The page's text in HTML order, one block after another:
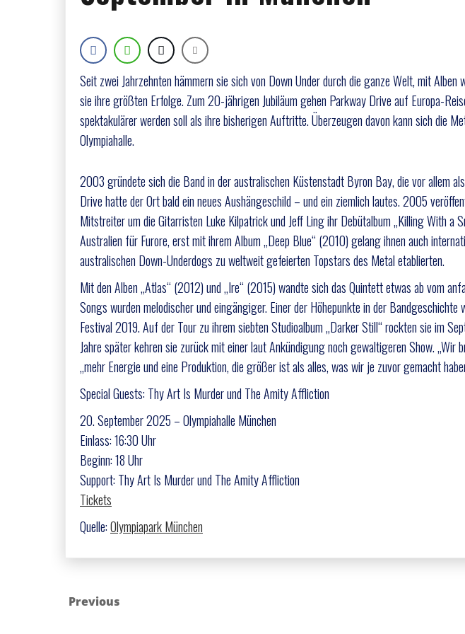
Seit zwei Jahrzehnten hämmern sie sich von Down Under durch die ganze Welt, mit Alben
sie ihre größten Erfolge. Zum 20-jährigen Jubiläum gehen Parkway Drive auf Europa-
spektakulärer werden soll als ihre bisherigen Auftritte. Überzeugen davon kann sich die
Olympiahalle.
2003 gründete sich die Band in der australischen Küstenstadt Byron Bay, die vor allem
Drive hatte der Ort bald ein neues Aushängeschild – und ein ziemlich lautes. 2005
Mitstreiter um die Gitarristen Luke Kilpatrick und Jeff Ling ihr Debütalbum „Killing With a
Australien für Furore, erst mit ihrem Album „Deep Blue“ (2010) gelang ihnen auch
australischen Down-Underdogs zu weltweit gefeierten Topstars des Metal etablierten.
Mit den Alben „Atlas“ (2012) und „Ire“ (2015) wandte sich das Quintett etwas ab vom
Songs wurden melodischer und eingängiger. Einer der Höhepunkte in der
Festival 2019. Auf der Tour zu ihrem siebten Studioalbum „Darker Still“ rockten sie im
Jahre später kehren sie zurück mit einer laut Ankündigung noch gewaltigeren Show. „Wir
„mehr Energie und eine Produktion, die größer ist als alles, was wir je zuvor gemacht
Special Guests: Thy Art Is Murder und The Amity Affliction
20. September 2025 – Olympiahalle München
Einlass: 16:30 Uhr
Beginn: 18 Uhr
Support: Thy Art Is Murder und The Amity Affliction
Tickets
Quelle:Olympiapark München
Previous